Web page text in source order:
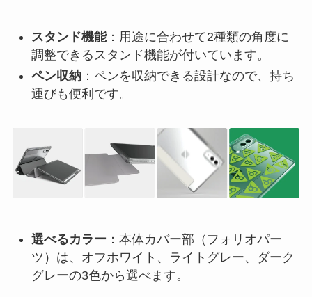
スタンド機能：用途に合わせて2種類の角度に
調整できるスタンド機能が付いています。
ペン収納：ペンを収納できる設計なので、持ち
運びも便利です。
選べるカラー ：本体カバー部（フォリオパー
ツ）は、オフホワイト、ライトグレー、ダーク
グレーの3色から選べます。